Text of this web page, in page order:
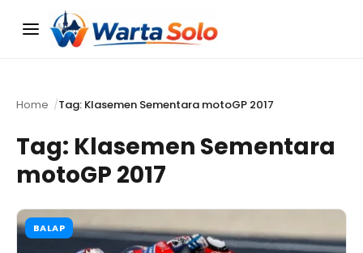
Menu
Home Tag: Klasemen Sementara motoGP 2017
Tag: Klasemen Sementara
motoGP 2017
BALAP